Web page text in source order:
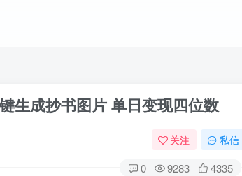
生成抄书图片 单日变现四位数
关注 私信
0 9283 4335